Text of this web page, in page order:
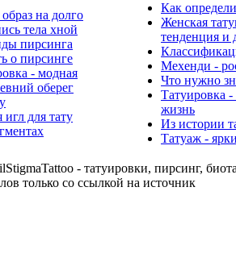
на долго
тела хной
пирсинга
о пирсинге
- модная
оберег
для тату
Как
Женская
тенденция и
Мехенди -
Что нужно
Татуировка
жизнь
Из истории
Татуаж -
- татуировки, пирсинг,
только со ссылкой на источник